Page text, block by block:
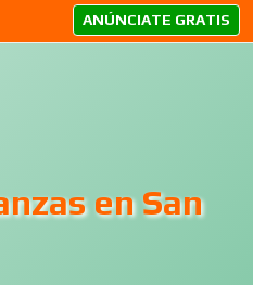
ANÚNCIATE GRATIS
en San